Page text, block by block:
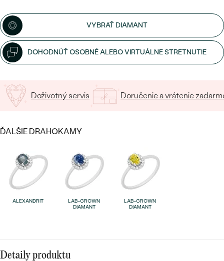
obrúčky
PLATINA
STRIEBRO
PODĽA ŠTÝLU
PERSONALIZOVANÉ
MINIMALISTICKÉ
PODĽA TVARU DRAHOKAMU
NA MIERU
Najpredávanejšie
náušnice
Personalizované
prívesky
Najpredávanejšie
prstene
PREZRIEŤ
VYBRAŤ DIAMANT
DOHODNÚŤ OSOBNÉ ALEBO VIRTUÁLNE STRETNUTIE
Doživotný servis Doručenie a vrátenie
ĎALŠIE DRAHOKAMY
ALEXANDRIT
LAB-GROWN
DIAMANT
LAB-GROWN
DIAMANT
Detaily produktu